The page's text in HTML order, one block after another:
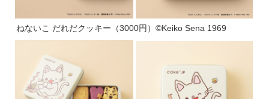
ねないこ だれだクッキー（3000円）©Keiko Sena 1969